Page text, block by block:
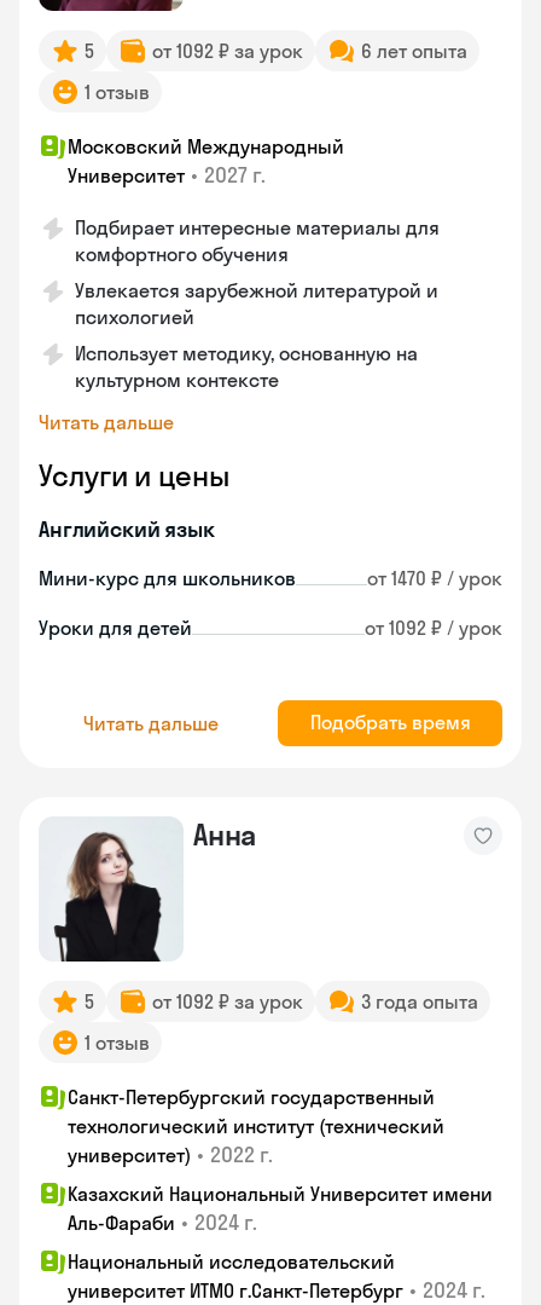
5 от 1092 ₽ за урок
6 лет опыта
1 отзыв
Московский Международный
Университет • 2027 г.
Подбирает интересные материалы для
комфортного обучения
Увлекается зарубежной литературой и
психологией
Использует методику, основанную на
культурном контексте
Читать дальше
Услуги и цены
Английский язык
Мини-курс для школьников от 1470 ₽ / урок
Уроки для детей от 1092 ₽ / урок
Читать дальше Подобрать время
Анна
5 от 1092 ₽ за урок
3 года опыта
1 отзыв
Санкт-Петербургский государственный
технологический институт (технический
университет) • 2022 г.
Казахский Национальный Университет имени
Аль-Фараби • 2024 г.
Национальный исследовательский
университет ИТМО г.Санкт-Петербург • 2024 г.